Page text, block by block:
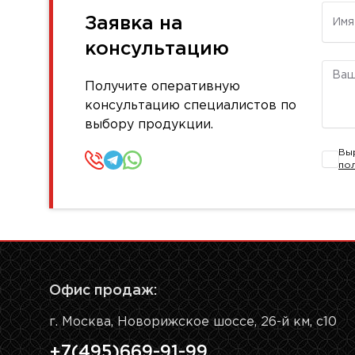
Заявка на
консультацию
Получите оперативную
консультацию специалистов по
выбору продукции.
Офис продаж:
г. Москва, Новорижское шоссе, 26-й км, с10